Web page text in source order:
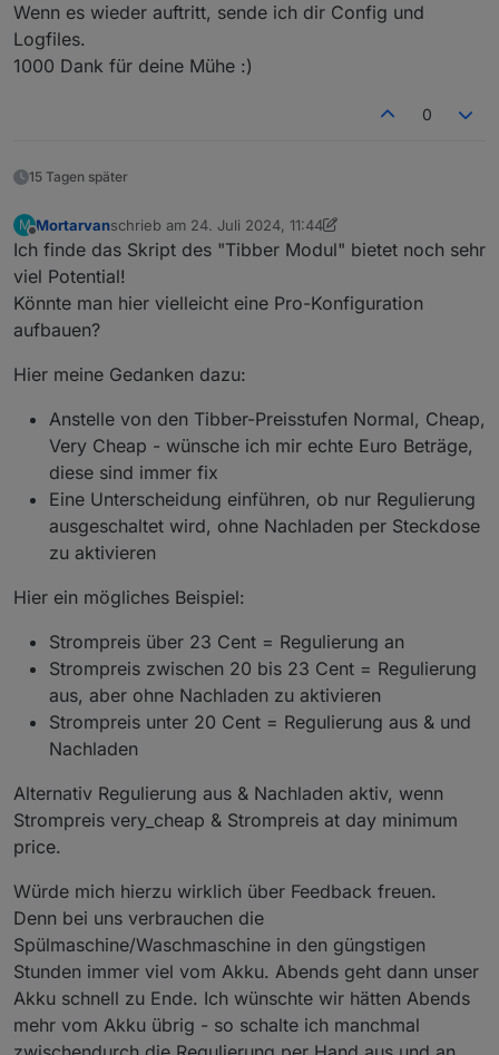
Wenn es wieder auftritt, sende ich dir Config und
Logfiles.
1000 Dank für deine Mühe :)
0
15 Tagen später
M
Offline
Mortarvanschrieb am 24. Juli 2024, 11:44
zuletzt editiert von Mortarvan
Ich finde das Skript des "Tibber Modul" bietet noch sehr
viel Potential!
Könnte man hier vielleicht eine Pro-Konfiguration
aufbauen?
Hier meine Gedanken dazu:
Anstelle von den Tibber-Preisstufen Normal, Cheap,
Very Cheap - wünsche ich mir echte Euro Beträge,
diese sind immer fix
Eine Unterscheidung einführen, ob nur Regulierung
ausgeschaltet wird, ohne Nachladen per Steckdose
zu aktivieren
Hier ein mögliches Beispiel:
Strompreis über 23 Cent = Regulierung an
Strompreis zwischen 20 bis 23 Cent = Regulierung
aus, aber ohne Nachladen zu aktivieren
Strompreis unter 20 Cent = Regulierung aus & und
Nachladen
Alternativ Regulierung aus & Nachladen aktiv, wenn
Strompreis very_cheap & Strompreis at day minimum
price.
Würde mich hierzu wirklich über Feedback freuen.
Denn bei uns verbrauchen die
Spülmaschine/Waschmaschine in den güngstigen
Stunden immer viel vom Akku. Abends geht dann unser
Akku schnell zu Ende. Ich wünschte wir hätten Abends
mehr vom Akku übrig - so schalte ich manchmal